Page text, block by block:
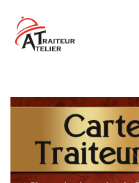
Skip to main content